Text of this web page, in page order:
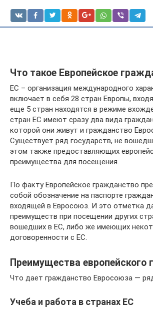
Что такое Европейское
ЕС – организация международного
включает в себя 28 стран Европы,
еще 5 стран находятся в режиме
стран ЕС имеют сразу два вида
которой они живут и гражданство
Существует ряд государств, не
этом также предоставляющих
преимущества для посещения.
По факту Европейское гражданство
собой обозначение на паспорте
входящей в Евросоюз. И это отметка
преимуществ при посещении других
вошедших в ЕС, либо же имеющих
договоренности с ЕС.
Преимущества европейского
Что дает гражданство Евросоюза —
Учеба и работа в странах ЕС